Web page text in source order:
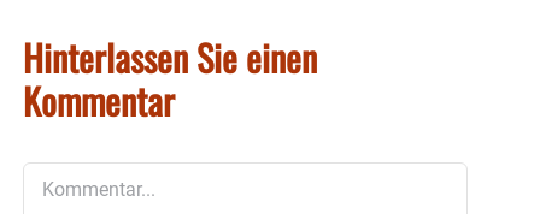
Hinterlassen Sie einen
Kommentar